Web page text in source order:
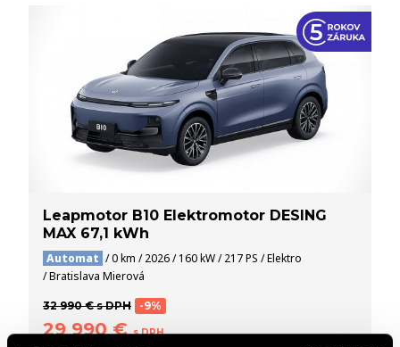
Leapmotor B10 Elektromotor DESING
MAX 67,1 kWh
Automat / 0 km / 2026 / 160 kW / 217 PS / Elektro
/ Bratislava Mierová
32 990 € s DPH -9%
29 990 €s DPH